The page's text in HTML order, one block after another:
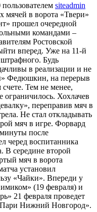
siteadmin
мячей в ворота «Твери»
прошел очередной
командами –
Ростовской
вперед. Уже на 11-й
Будь
в реализации и не
Федюшкин, на перерыв
Тем не менее,
Хохлачев
переправив мяч в
Не стал откладывать
мяч в игре. Форвард
после
черед воспитанника
В середине второй
мяч в ворота
установил
«Чайки». Впереди у
(19 февраля) и
21 февраля проведет
Нижний Новгород».